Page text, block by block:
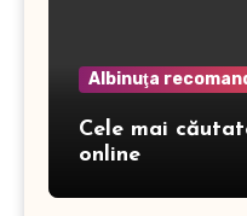
Albinuţa
Cele mai
online